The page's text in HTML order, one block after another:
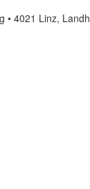
• 4021 Linz,